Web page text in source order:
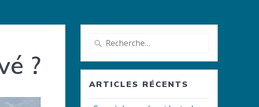
?
Recherche
:
ARTICLES RÉCENTS